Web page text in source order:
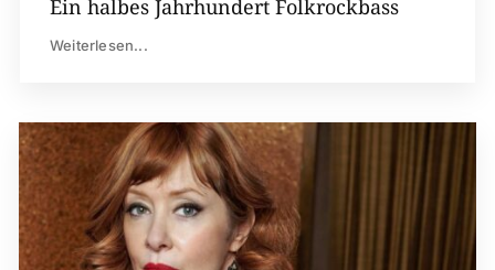
Ein halbes Jahrhundert Folkrockbass
Weiterlesen...